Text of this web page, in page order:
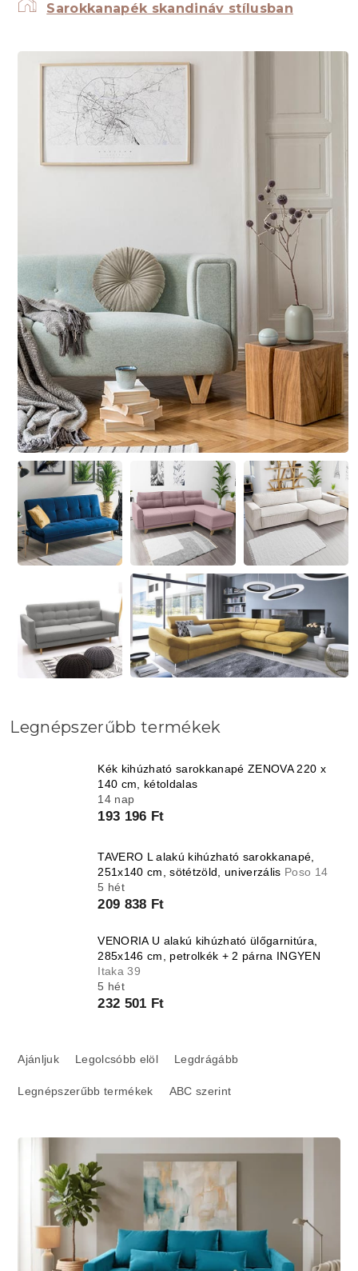
Sarokkanapék skandináv stílusban
Legnépszerűbb termékek
Kék kihúzható sarokkanapé ZENOVA 220 x
140 cm, kétoldalas
14 nap
193 196 Ft
TAVERO L alakú kihúzható sarokkanapé,
251x140 cm, sötétzöld, univerzális Poso 14
5 hét
209 838 Ft
VENORIA U alakú kihúzható ülőgarnitúra,
285x146 cm, petrolkék + 2 párna INGYEN
Itaka 39
5 hét
232 501 Ft
e
m
Ajánljuk Legolcsóbb elöl Legdrágább
Legnépszerűbb termékek ABC szerint
T